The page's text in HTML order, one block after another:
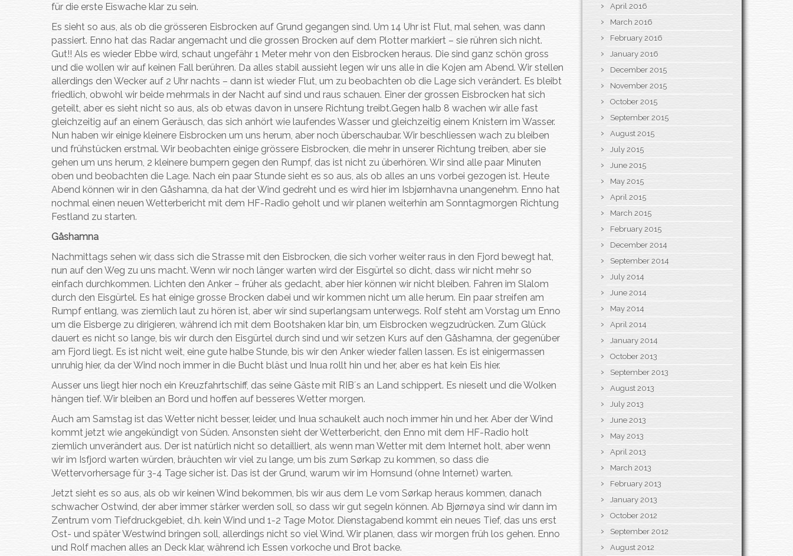
für die erste Eiswache klar zu sein.
Es sieht so aus, als ob die grösseren Eisbrocken auf Grund gegangen sind. Um 14 Uhr ist Flut, mal sehen, was dann
passiert. Enno hat das Radar angemacht und die grossen Brocken auf dem Plotter markiert – sie rühren sich nicht.
Gut!! Als es wieder Ebbe wird, schaut ungefähr 1 Meter mehr von den Eisbrocken heraus. Die sind ganz schön gross
und die wollen wir auf keinen Fall berühren. Da alles stabil aussieht legen wir uns alle in die Kojen am Abend. Wir stellen
allerdings den Wecker auf 2 Uhr nachts – dann ist wieder Flut, um zu beobachten ob die Lage sich verändert. Es bleibt
friedlich, obwohl wir beide mehrmals in der Nacht auf sind und raus schauen. Einer der grossen Eisbrocken hat sich
geteilt, aber es sieht nicht so aus, als ob etwas davon in unsere Richtung treibt.Gegen halb 8 wachen wir alle fast
gleichzeitig auf an einem Geräusch, das sich anhört wie laufendes Wasser und gleichzeitig einem Knistern im Wasser.
Nun haben wir einige kleinere Eisbrocken um uns herum, aber noch überschaubar. Wir beschliessen wach zu bleiben
und frühstücken erstmal. Wir beobachten einige grössere Eisbrocken, die mehr in unserer Richtung treiben, aber sie
gehen um uns herum, 2 kleinere bumpern gegen den Rumpf, das ist nicht zu überhören. Wir sind alle paar Minuten
oben und beobachten die Lage. Nach ein paar Stunde sieht es so aus, als ob alles an uns vorbei gezogen ist. Heute
Abend können wir in den Gåshamna, da hat der Wind gedreht und es wird hier im Isbjørnhavna unangenehm. Enno hat
nochmal einen neuen Wetterbericht mit dem HF-Radio geholt und wir planen weiterhin am Sonntagmorgen Richtung
Festland zu starten.
Gåshamna
Nachmittags sehen wir, dass sich die Strasse mit den Eisbrocken, die sich vorher weiter raus in den Fjord bewegt hat,
nun auf den Weg zu uns macht. Wenn wir noch länger warten wird der Eisgürtel so dicht, dass wir nicht mehr so
einfach durchkommen. Lichten den Anker – früher als gedacht, aber hier können wir nicht bleiben. Fahren im Slalom
durch den Eisgürtel. Es hat einige grosse Brocken dabei und wir kommen nicht um alle herum. Ein paar streifen am
Rumpf entlang, was ziemlich laut zu hören ist, aber wir sind superlangsam unterwegs. Rolf steht am Vorstag um Enno
um die Eisberge zu dirigieren, während ich mit dem Bootshaken klar bin, um Eisbrocken wegzudrücken. Zum Glück
dauert es nicht so lange, bis wir durch den Eisgürtel durch sind und wir setzen Kurs auf den Gåshamna, der gegenüber
am Fjord liegt. Es ist nicht weit, eine gute halbe Stunde, bis wir den Anker wieder fallen lassen. Es ist einigermassen
unruhig hier, da der Wind noch immer in die Bucht bläst und Inua rollt hin und her, aber es hat kein Eis hier.
Ausser uns liegt hier noch ein Kreuzfahrtschiff, das seine Gäste mit RIB´s an Land schippert. Es nieselt und die Wolken
hängen tief. Wir bleiben an Bord und hoffen auf besseres Wetter morgen.
Auch am Samstag ist das Wetter nicht besser, leider, und Inua schaukelt auch noch immer hin und her. Aber der Wind
kommt jetzt wie angekündigt von Süden. Ansonsten sieht der Wetterbericht, den Enno mit dem HF-Radio holt
ziemlich unverändert aus. Der ist natürlich nicht so detailliert, als wenn man Wetter mit dem Internet holt, aber wenn
wir im Isfjord warten würden, bräuchten wir viel zu lange, um bis zum Sørkap zu kommen, so dass die
Wettervorhersage für 3-4 Tage sicher ist. Das ist der Grund, warum wir im Hornsund (ohne Internet) warten.
Jetzt sieht es so aus, als ob wir keinen Wind bekommen, bis wir aus dem Le vom Sørkap heraus kommen, danach
schwacher Ostwind, der aber immer stärker werden soll, so dass wir gut segeln können. Ab Bjørnøya sind wir dann im
Zentrum vom Tiefdruckgebiet, d.h. kein Wind und 1-2 Tage Motor. Dienstagabend kommt ein neues Tief, das uns erst
Ost- und später Westwind bringen soll, allerdings nicht so viel Wind. Wir planen, dass wir morgen früh los gehen. Enno
und Rolf machen alles an Deck klar, während ich Essen vorkoche und Brot backe.
April 2016
March 2016
February 2016
January 2016
December 2015
November 2015
October 2015
September 2015
August 2015
July 2015
June 2015
May 2015
April 2015
March 2015
February 2015
December 2014
September 2014
July 2014
June 2014
May 2014
April 2014
January 2014
October 2013
September 2013
August 2013
July 2013
June 2013
May 2013
April 2013
March 2013
February 2013
January 2013
October 2012
September 2012
August 2012